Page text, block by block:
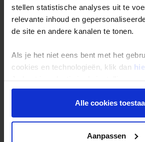
stellen statistische analyses uit te
relevante inhoud en
de site en andere kanalen te tonen.
Als je het niet eens bent met het
cookies en technologieën, klik dan
onder aan de pagina op elk gewenst
toekomst wijzigen.Alle cookies
Aanpassen
Groepsreizen
Single reizen
Gegarandeerde reizen
Nieuwe reizen
Bel, mail of chat met ons